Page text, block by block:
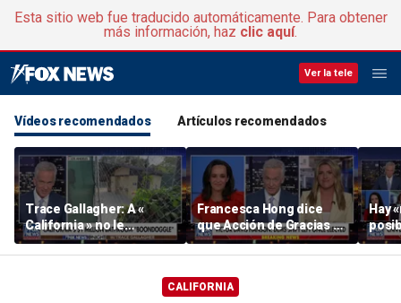
Esta sitio web fue traducido automáticamente. Para obtener
más información, haz clic aquí.
Ver la tele
Vídeos recomendados Artículos recomendados
Trace Gallagher: A «
California » no le
importan los impuestos,
el fraude, los abusos ni
Francesca Hong dice
que Acción de Gracias es
su «fiesta favorita» tras la
petición que hubo hace
Hay
CALIFORNIA